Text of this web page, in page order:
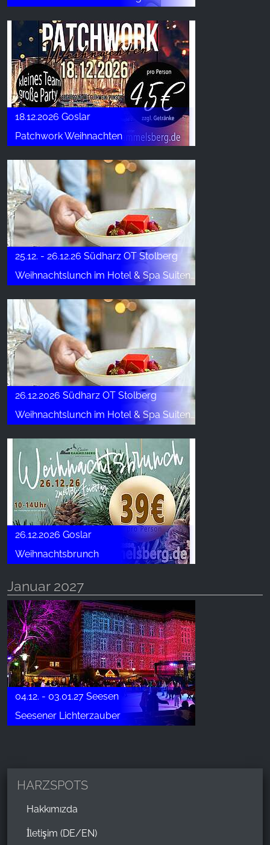
18.12.2026 Goslar
Patchwork Weihnachten
25.12. - 26.12.26 Südharz OT Stolberg
Weihnachtslunch im Hotel & Spa Suiten FreiWerk
26.12.2026 Südharz OT Stolberg
Weihnachtslunch im Hotel & Spa Suiten FreiWerk
26.12.2026 Goslar
Weihnachtsbrunch
Januar 2027
04.12. - 03.01.27 Seesen
Seesener Lichterzauber
HARZSPOTS
Hakkımızda
İletişim (DE/EN)